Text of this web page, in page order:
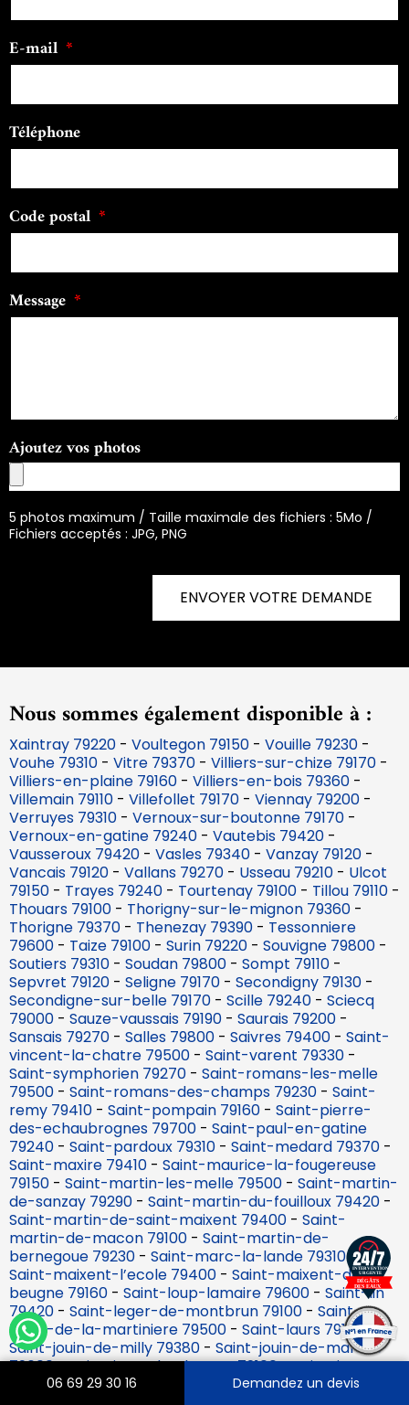
06 69 29 30 16 Demandez un devis
E-mail
Téléphone
Code postal
Message
Ajoutez vos photos
5 photos maximum / Taille maximale des fichiers : 5Mo /
Fichiers acceptés : JPG, PNG
ENVOYER VOTRE DEMANDE
Nous sommes également disponible à :
Xaintray 79220 - Voultegon 79150 - Vouille 79230 -
Vouhe 79310 - Vitre 79370 - Villiers-sur-chize 79170 -
Villiers-en-plaine 79160 - Villiers-en-bois 79360 -
Villemain 79110 - Villefollet 79170 - Viennay 79200 -
Verruyes 79310 - Vernoux-sur-boutonne 79170 -
Vernoux-en-gatine 79240 - Vautebis 79420 -
Vausseroux 79420 - Vasles 79340 - Vanzay 79120 -
Vancais 79120 - Vallans 79270 - Usseau 79210 - Ulcot
79150 - Trayes 79240 - Tourtenay 79100 - Tillou 79110 -
Thouars 79100 - Thorigny-sur-le-mignon 79360 -
Thorigne 79370 - Thenezay 79390 - Tessonniere
79600 - Taize 79100 - Surin 79220 - Souvigne 79800 -
Soutiers 79310 - Soudan 79800 - Sompt 79110 -
Sepvret 79120 - Seligne 79170 - Secondigny 79130 -
Secondigne-sur-belle 79170 - Scille 79240 - Sciecq
79000 - Sauze-vaussais 79190 - Saurais 79200 -
Sansais 79270 - Salles 79800 - Saivres 79400 - Saint-
vincent-la-chatre 79500 - Saint-varent 79330 -
Saint-symphorien 79270 - Saint-romans-les-melle
79500 - Saint-romans-des-champs 79230 - Saint-
remy 79410 - Saint-pompain 79160 - Saint-pierre-
des-echaubrognes 79700 - Saint-paul-en-gatine
79240 - Saint-pardoux 79310 - Saint-medard 79370 -
Saint-maxire 79410 - Saint-maurice-la-fougereuse
79150 - Saint-martin-les-melle 79500 - Saint-martin-
de-sanzay 79290 - Saint-martin-du-fouilloux 79420 -
Saint-martin-de-saint-maixent 79400 - Saint-
martin-de-macon 79100 - Saint-martin-de-
bernegoue 79230 - Saint-marc-la-lande 79310-
Saint-maixent-l’ecole 79400 - Saint-maixent-de-
beugne 79160 - Saint-loup-lamaire 79600 - Saint-lin
79420 - Saint-leger-de-montbrun 79100 - Saint-
leger-de-la-martiniere 79500 - Saint-laurs 79160-
Saint-jouin-de-milly 79380 - Saint-jouin-de-marnes
79600-Saint-jean-de-thouars 79100-Saint-jacques-
de-thouars 79100- Saint-hilaire-la-palud 79210-